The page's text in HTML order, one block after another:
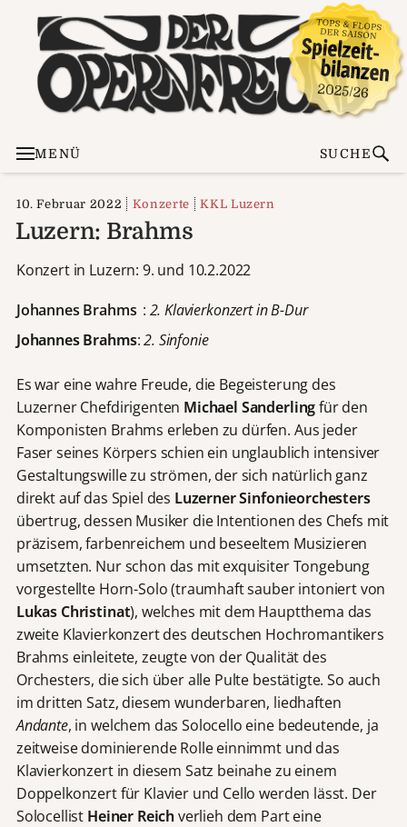
MENÜ SUCHE
10. Februar 2022 Konzerte KKL Luzern
Luzern: Brahms
Konzert in Luzern: 9. und 10.2.2022
Johannes Brahms : 2. Klavierkonzert in B-Dur
Johannes Brahms:2. Sinfonie
Es war eine wahre Freude, die Begeisterung des
Luzerner Chefdirigenten Michael Sanderlingfür den
Komponisten Brahms erleben zu dürfen. Aus jeder
Faser seines Körpers schien ein unglaublich intensiver
Gestaltungswille zu strömen, der sich natürlich ganz
direkt auf das Spiel des Luzerner Sinfonieorchesters
übertrug, dessen Musiker die Intentionen des Chefs mit
präzisem, farbenreichem und beseeltem Musizieren
umsetzten. Nur schon das mit exquisiter Tongebung
vorgestellte Horn-Solo (traumhaft sauber intoniert von
Lukas Christinat), welches mit dem Hauptthema das
zweite Klavierkonzert des deutschen Hochromantikers
Brahms einleitete, zeugte von der Qualität des
Orchesters, die sich über alle Pulte bestätigte. So auch
im dritten Satz, diesem wunderbaren, liedhaften
Andante, in welchem das Solocello eine bedeutende, ja
zeitweise dominierende Rolle einnimmt und das
Klavierkonzert in diesem Satz beinahe zu einem
Doppelkonzert für Klavier und Cello werden lässt. Der
Solocellist Heiner Reichverlieh dem Part eine